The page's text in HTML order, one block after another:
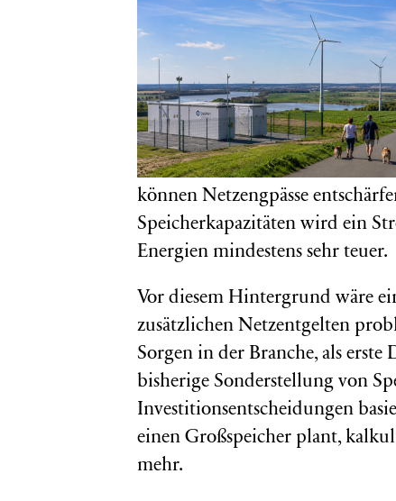
können Netzengpässe
Speicherkapazitäten wird ein
Energien mindestens sehr teuer.
Vor diesem Hintergrund wäre
zusätzlichen Netzentgelten
Sorgen in der Branche, als erste
bisherige Sonderstellung von
Investitionsentscheidungen
einen Großspeicher plant,
mehr.